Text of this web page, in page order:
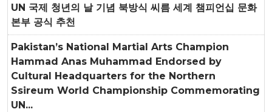
UN 국제 청년의 날 기념 북방식 씨름 세계 챔피언십 문화
본부 공식 추천
Pakistan’s National Martial Arts Champion
Hammad Anas Muhammad Endorsed by
Cultural Headquarters for the Northern
Ssireum World Championship Commemorating
UN...